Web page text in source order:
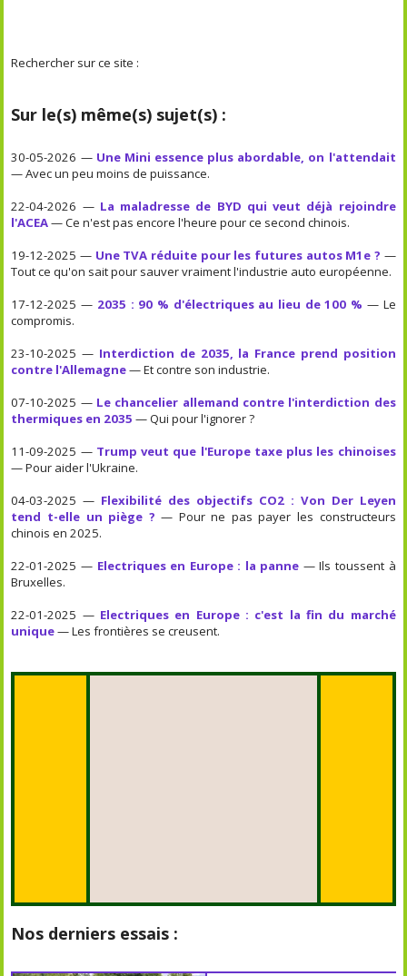
Rechercher sur ce site :
Sur le(s) même(s) sujet(s) :
30-05-2026 — Une Mini essence plus abordable, on l'attendait
— Avec un peu moins de puissance.
22-04-2026 — La maladresse de BYD qui veut déjà rejoindre
l'ACEA— Ce n'est pas encore l'heure pour ce second chinois.
19-12-2025 — Une TVA réduite pour les futures autos M1e ? —
Tout ce qu'on sait pour sauver vraiment l'industrie auto européenne.
17-12-2025 — 2035 : 90 % d'électriques au lieu de 100 % — Le
compromis.
23-10-2025 — Interdiction de 2035, la France prend position
contre l'Allemagne— Et contre son industrie.
07-10-2025 — Le chancelier allemand contre l'interdiction des
thermiques en 2035 — Qui pour l'ignorer ?
11-09-2025 — Trump veut que l'Europe taxe plus les chinoises
— Pour aider l'Ukraine.
04-03-2025 — Flexibilité des objectifs CO2 : Von Der Leyen
tend t-elle un piège ? — Pour ne pas payer les constructeurs
chinois en 2025.
22-01-2025 — Electriques en Europe : la panne — Ils toussent à
Bruxelles.
22-01-2025 — Electriques en Europe : c'est la fin du marché
unique— Les frontières se creusent.
Nos derniers essais :